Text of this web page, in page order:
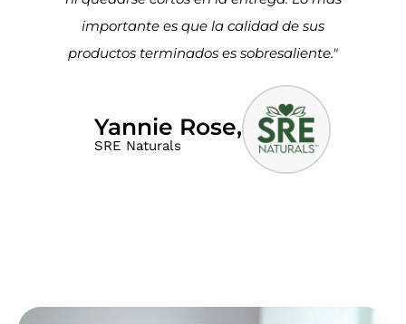
importante es que la calidad de sus
productos terminados es sobresaliente."
Yannie Rose,
SRE Naturals